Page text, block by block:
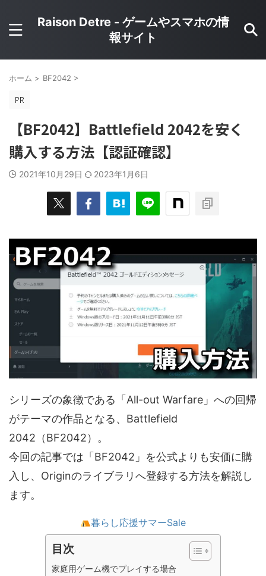
Raison Detre - ゲームやスマホの情
報サイト
ホーム > BF2042 >
【BF2042】Battlefield 2042を安く
購入する方法【認証確認】
2021年10月29日 2023年1月6日
シリーズの象徴である「All-out Warfare」への回帰
がテーマの作品となる、Battlefield
2042（BF2042）。
今回の記事では「BF2042」を公式よりも安価に購
入し、Originのライブラリへ登録する方法を解説し
ます。
暮らし応援サマーSale
目次
家庭用ゲーム機でプレイする場合